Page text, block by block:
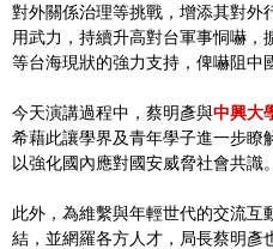
對外關係治理等挑戰，增添其對外
用武力，持續升高對台軍事恫嚇
等台海現狀的強力支持，俾嚇阻中
今天演講過程中，蔡明彥與中興大
希藉此讓學界及青年學子進一步瞭
以強化國內應對國安威脅社會共識。
此外，為維繫與年輕世代的交流互
結，並網羅各方人才，局長蔡明彥